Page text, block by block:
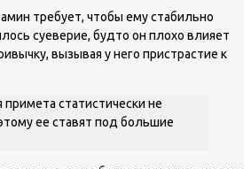
требует, чтобы ему стабильно
суеверие, будто он плохо влияет
вызывая у него пристрастие к
статистически не
ее ставят под большие